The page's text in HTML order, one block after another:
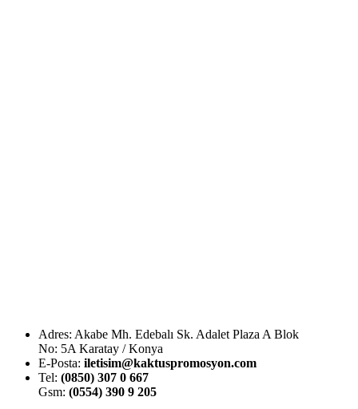
Adres: Akabe Mh. Edebalı Sk. Adalet Plaza A Blok
No: 5A Karatay / Konya
E-Posta: iletisim@kaktuspromosyon.com
Tel: (0850) 307 0 667
Gsm: (0554) 390 9 205